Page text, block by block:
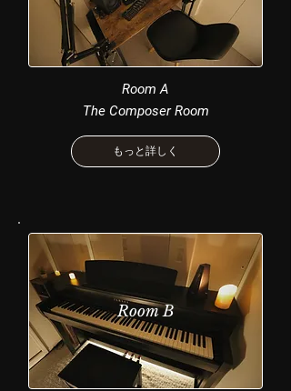
Room A
The Composer Room
もっと詳しく
Room B